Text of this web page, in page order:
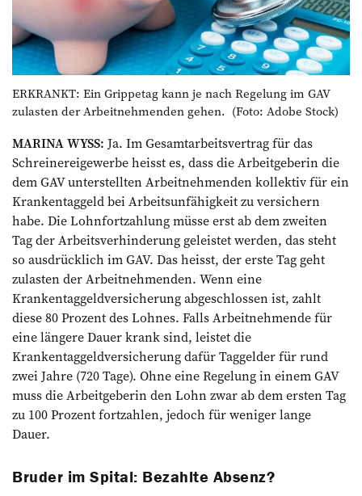
ERKRANKT: Ein Grippetag kann je nach Regelung im GAV
zulasten der Arbeit­nehmenden gehen. (Foto: Adobe Stock)
MARINA WYSS: Ja. Im Gesamtarbeitsvertrag für das
Schreinereigewerbe heisst es, dass die Arbeitgeberin die
dem GAV unterstellten Arbeitnehmenden kollektiv für ein
Krankentaggeld bei Arbeitsunfähigkeit zu versichern
habe. Die Lohnfortzahlung ­müsse erst ab dem zweiten
Tag der Arbeitsverhinderung geleistet werden, das steht
so ausdrücklich im GAV. Das heisst, der erste Tag geht
zulasten der Arbeitnehmenden. Wenn eine
Krankentaggeldversicherung abgeschlossen ist, zahlt
diese 80 Prozent des Lohnes. Falls Arbeitnehmende für
eine ­längere Dauer krank sind, leistet die
Krankentaggeldversicherung dafür Tag­gelder für rund
zwei Jahre (720 Tage). Ohne eine ­Regelung in einem GAV
muss die Arbeit­geberin den Lohn zwar ab dem ersten Tag
zu 100 Prozent fortzahlen, jedoch für ­weniger lange
Dauer.
Bruder im Spital: Bezahlte Absenz?